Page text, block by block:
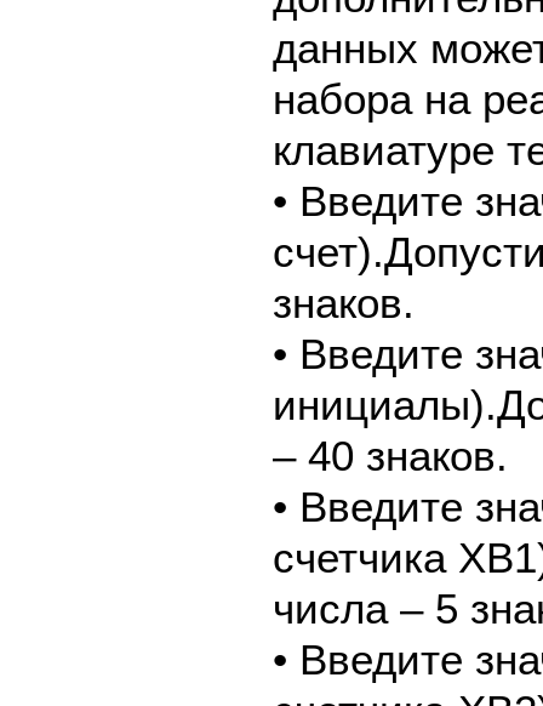
данных
набора на
клавиатуре
• Введите
знаков.
• Введите
– 40 знаков.
• Введите
счетчика
числа – 5
• Введите